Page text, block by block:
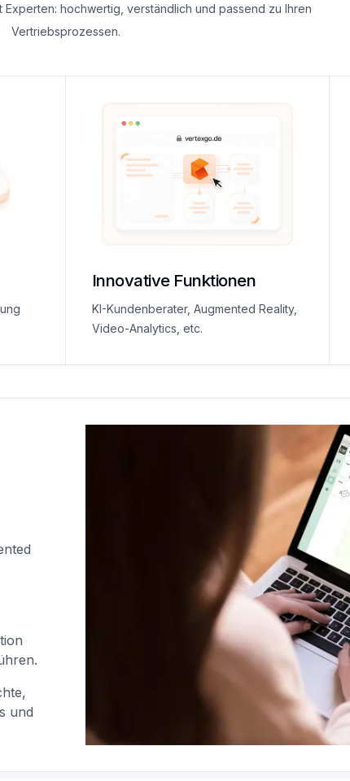
Experten: hochwertig, verständlich und passend zu Ihren
Vertriebsprozessen.
Innovative Funktionen
KI-Kundenberater, Augmented Reality,
Video-Analytics, etc.
und